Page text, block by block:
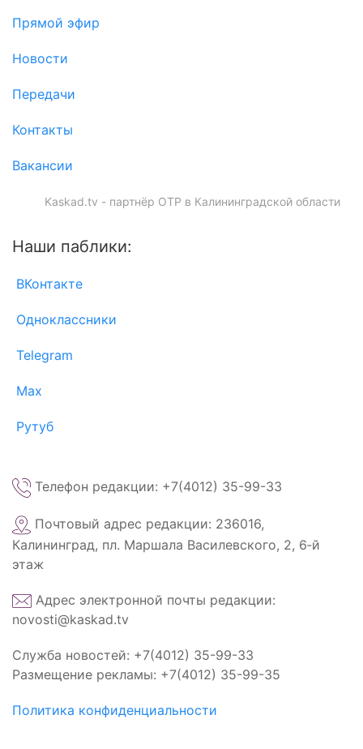
Прямой эфир
Новости
Передачи
Контакты
Вакансии
Kaskad.tv - партнёр ОТР в Калининградской области
Наши паблики:
ВКонтакте
Одноклассники
Telegram
Max
Рутуб
Телефон редакции: +7(4012) 35-99-33
Почтовый адрес редакции: 236016,
Калининград, пл. Маршала Василевского, 2, 6‑й
этаж
Адрес электронной почты редакции:
novosti@kaskad.tv
Служба новостей: +7(4012) 35-99-33
Размещение рекламы: +7(4012) 35-99-35
Политика конфиденциальности